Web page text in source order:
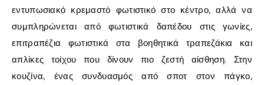
εντυπωσιακό κρεμαστό φωτιστικό στο κέντρο, αλλά να
συμπληρώνεται από φωτιστικά δαπέδου στις γωνίες,
επιτραπέζια φωτιστικά στα βοηθητικά τραπεζάκια και
απλίκες τοίχου που δίνουν πιο ζεστή αίσθηση. Στην
κουζίνα, ένας συνδυασμός από σποτ στον πάγκο,